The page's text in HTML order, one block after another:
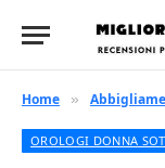
Home »
OROLOGI DONNA